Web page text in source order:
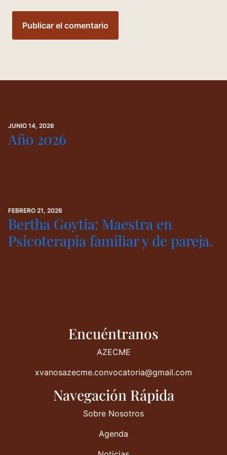
JUNIO 14, 2026
Año 2026
FEBRERO 21, 2026
Bertha Goytia: Maestra en
Psicoterapia familiar y de pareja.
Encuéntranos
AZECME
xvanosazecme.convocatoria@gmail.com
Navegación Rápida
Sobre Nosotros
Agenda